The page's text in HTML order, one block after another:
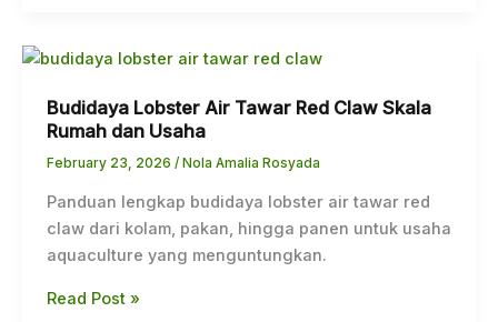
Budidaya Lobster Air Tawar Red Claw Skala
Rumah dan Usaha
February 23, 2026 / Nola Amalia Rosyada
Panduan lengkap budidaya lobster air tawar red
claw dari kolam, pakan, hingga panen untuk usaha
aquaculture yang menguntungkan.
Budidaya
Air
Tawar
Red
dan
Usaha
Read Post »